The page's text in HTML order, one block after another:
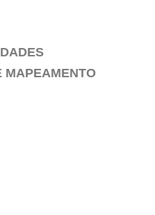
MAPEAMENTO